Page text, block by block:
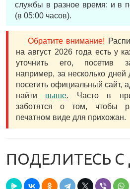
службы в разное время: и в
(в 05:00 часов).
Обратите внимание!
на август 2026 года есть у
уточнить его, посетив
например, за несколько дней
посетить официальный сайт,
найти выше. Часто в
заботятся о том, чтобы
печатном виде для прихожан.
ПОДЕЛИТЕСЬ С